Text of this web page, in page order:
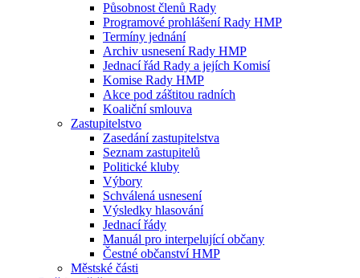
Působnost členů Rady
Programové prohlášení Rady HMP
Termíny jednání
Archiv usnesení Rady HMP
Jednací řád Rady a jejích Komisí
Komise Rady HMP
Akce pod záštitou radních
Koaliční smlouva
Zastupitelstvo
Zasedání zastupitelstva
Seznam zastupitelů
Politické kluby
Výbory
Schválená usnesení
Výsledky hlasování
Jednací řády
Manuál pro interpelující občany
Čestné občanství HMP
Městské části